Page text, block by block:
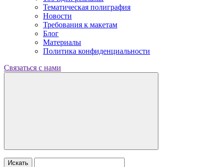
Тематическая полиграфия
Новости
Требования к макетам
Блог
Материалы
Политика конфиденциальности
Связаться с нами
Искать